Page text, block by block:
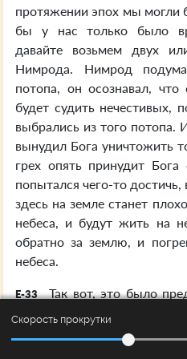
протяжении эпох мы могли
бы у нас только было
давайте возьмем двух
Нимрода. Нимрод
потопа, он осознавал,
будет судить нечестивых,
выбрались из того потопа.
вынудил Бога уничтожить
грех опять принудит
попытался чего-то
здесь на земле станет
небеса, и будут жить на
обратно за землю, и
небеса.
E-33 Так вот, это было
всем протяжении пути -
земле, и одновременно
нельзя делать. Нельзя
Скорость прокрутки